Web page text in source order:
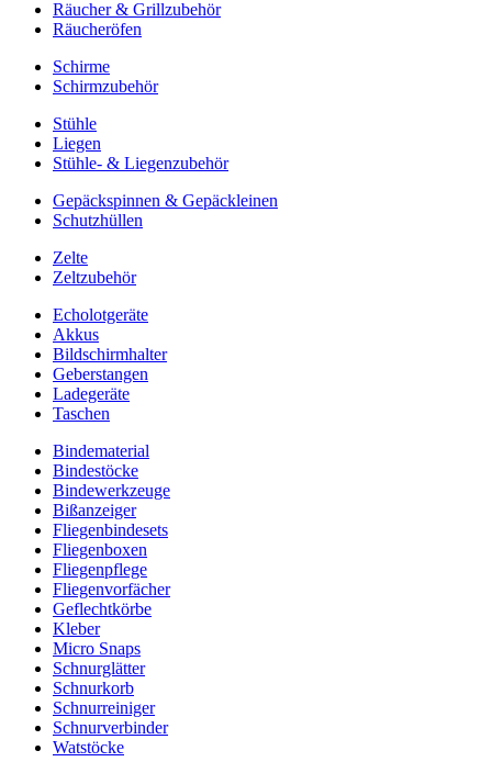
Räucher & Grillzubehör
Räucheröfen
Schirme
Schirmzubehör
Stühle
Liegen
Stühle- & Liegenzubehör
Gepäckspinnen & Gepäckleinen
Schutzhüllen
Zelte
Zeltzubehör
Echolotgeräte
Akkus
Bildschirmhalter
Geberstangen
Ladegeräte
Taschen
Bindematerial
Bindestöcke
Bindewerkzeuge
Bißanzeiger
Fliegenbindesets
Fliegenboxen
Fliegenpflege
Fliegenvorfächer
Geflechtkörbe
Kleber
Micro Snaps
Schnurglätter
Schnurkorb
Schnurreiniger
Schnurverbinder
Watstöcke